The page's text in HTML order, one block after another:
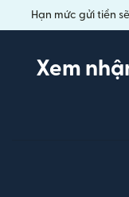
Hạn mức gửi tiền
Xem